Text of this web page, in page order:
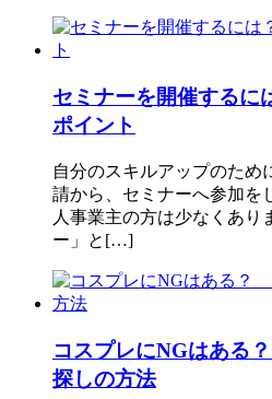
セミナーを開催する
ポイント
自分のスキルアップのため
請から、セミナーへ参加を
人事業主の方は少なくあり
ー」と[…]
コスプレにNGはある
探しの方法